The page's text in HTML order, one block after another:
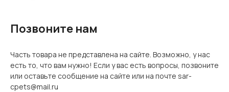
Позвоните нам
Часть товара не представлена на сайте. Возможно, у нас
есть то, что вам нужно! Если у вас есть вопросы, позвоните
или оставьте сообщение на сайте или на почте sar-
cpets@mail.ru